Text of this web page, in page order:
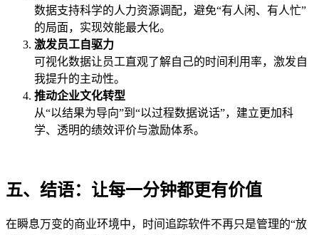
数据支持科学的人力资源调配，避免“有人闲、有人忙”
的局面，实现效能最大化。
激发员工自驱力
可视化数据让员工直观了解自己的时间利用率，激发自
我提升的主动性。
推动企业文化转型
从“以结果为导向”到“以过程数据说话”，建立更加科
学、透明的绩效评价与激励体系。
五、 结语：让每一分钟都更有价值
在瞬息万变的商业环境中，时间追踪软件不再只是管理的“放